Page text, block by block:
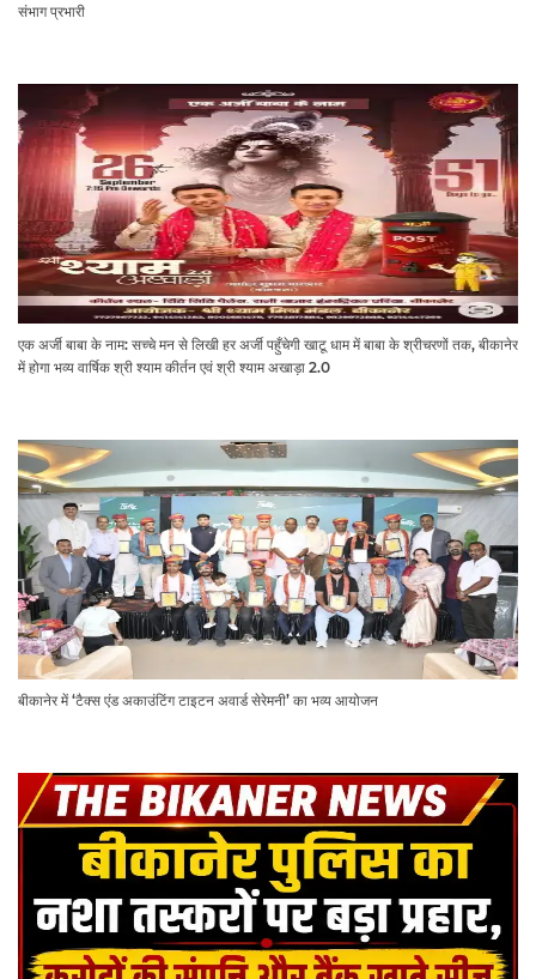
संभाग प्रभारी
एक अर्जी बाबा के नाम: सच्चे मन से लिखी हर अर्जी पहुँचेगी खाटू धाम में बाबा के श्रीचरणों तक, बीकानेर
में होगा भव्य वार्षिक श्री श्याम कीर्तन एवं श्री श्याम अखाड़ा 2.0
बीकानेर में ‘टैक्स एंड अकाउंटिंग टाइटन अवार्ड सेरेमनी’ का भव्य आयोजन